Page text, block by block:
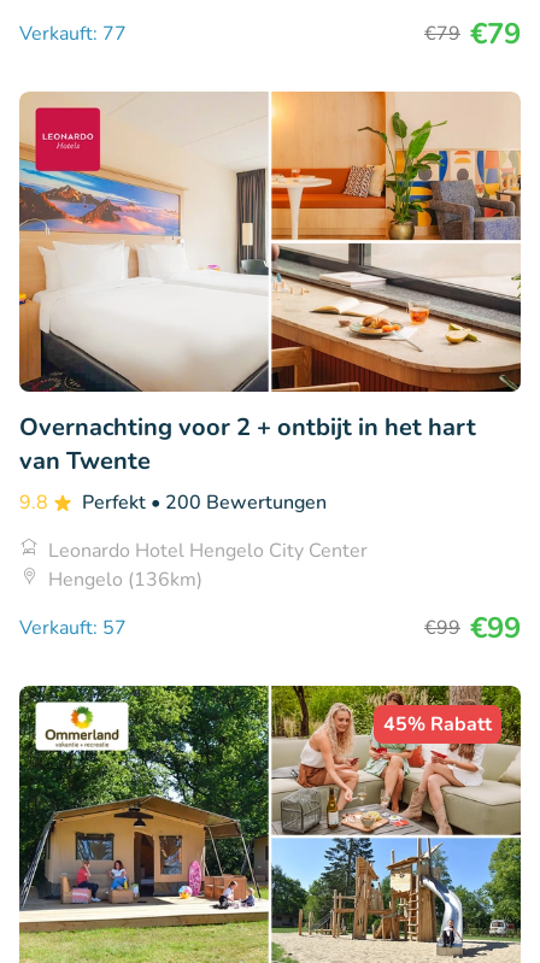
Verkauft: 77
€79 €79
Overnachting voor 2 + ontbijt in het hart
van Twente
9.8 Perfekt • 200 Bewertungen
Leonardo Hotel Hengelo City Center
Hengelo (136km)
Verkauft: 57
€99 €99
45% Rabatt